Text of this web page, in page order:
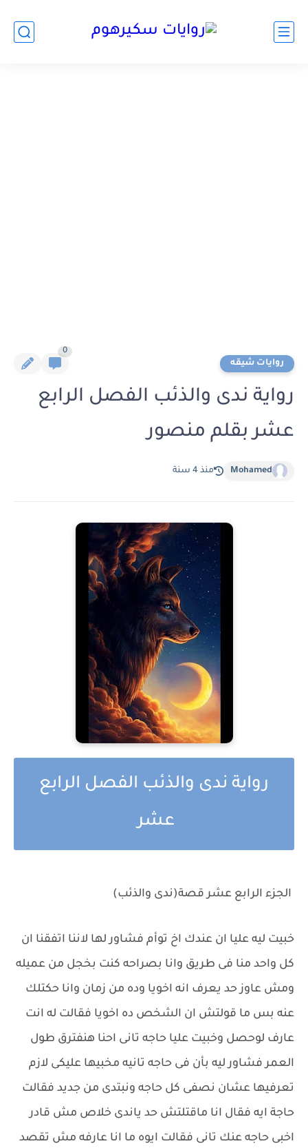
روايات شيقه
0
رواية ندى والذئب الفصل الرابع
عشر بقلم منصور
Mohamed منذ 4 سنة
رواية ندى والذئب الفصل الرابع
عشر
الجزء الرابع عشر قصة(ندى والذئب)
خبيت ليه عليا ان عندك اخ توأم فشاور لها لاننا اتفقنا ان
كل واحد منا فى طريق وانا بصراحه كنت بخجل من عميله
ومش عاوز حد يعرف انه اخويا وده من زمان وانا حكتلك
عنه بس ما قولتش ان الشخص ده اخويا فقالت له انت
عارف لوحصل وخبيت عليا حاجه تانى احنا هنفترق طول
العمر فشاور ليه بأن فى حاجه تانيه مخبيها عليكى لازم
تعرفيها عشان نصفى كل حاجه ونبتدى من جديد فقالت
حاجة ايه فقال انا ماقتلتش حد ياندى خلاص مش قادر
اخبى حاجه عنك تانى فقالت ايوه ما انا عارفه مش تقصد